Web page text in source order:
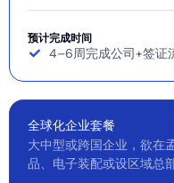
预计完成时间
4–6周完成公司+签证
全球化企业套餐
大中型或跨国企业，欲在
品、电子装配或设区域总